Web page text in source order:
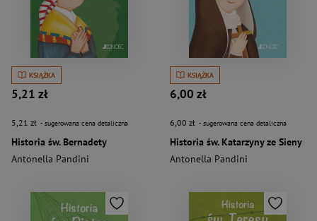
KSIĄŻKA
5,21 zł
5,21 zł - sugerowana cena detaliczna
Historia św. Bernadety
Antonella Pandini
KSIĄŻKA
6,00 zł
6,00 zł - sugerowana cena detaliczna
Historia św. Katarzyny ze Sieny
Antonella Pandini